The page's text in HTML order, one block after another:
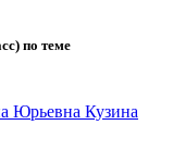
по теме
Юрьевна Кузина